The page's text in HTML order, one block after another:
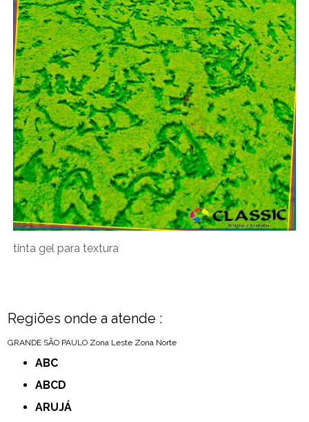
tinta gel para textura
Regiões onde a atende :
GRANDE SÃO PAULO Zona Leste Zona Norte
ABC
ABCD
ARUJÁ